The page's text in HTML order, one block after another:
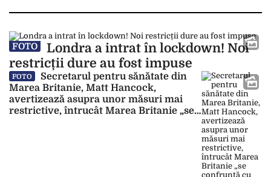
FOTO
Londra a intrat în lockdown! Noi
restricții dure au fost impuse
FOTO
Secretarul pentru sănătate din
Marea Britanie, Matt Hancock,
avertizează asupra unor măsuri mai
restrictive, întrucât Marea Britanie „se